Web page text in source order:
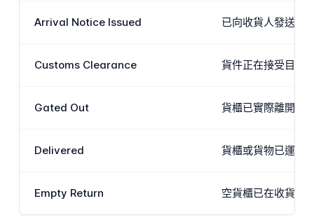
Arrival Notice Issued 已向收貨人發送正
Customs Clearance 貨件正在接受目的
Gated Out 貨櫃已實際離開目
Delivered 貨櫃或貨物已運送
Empty Return 空貨櫃已在收貨人